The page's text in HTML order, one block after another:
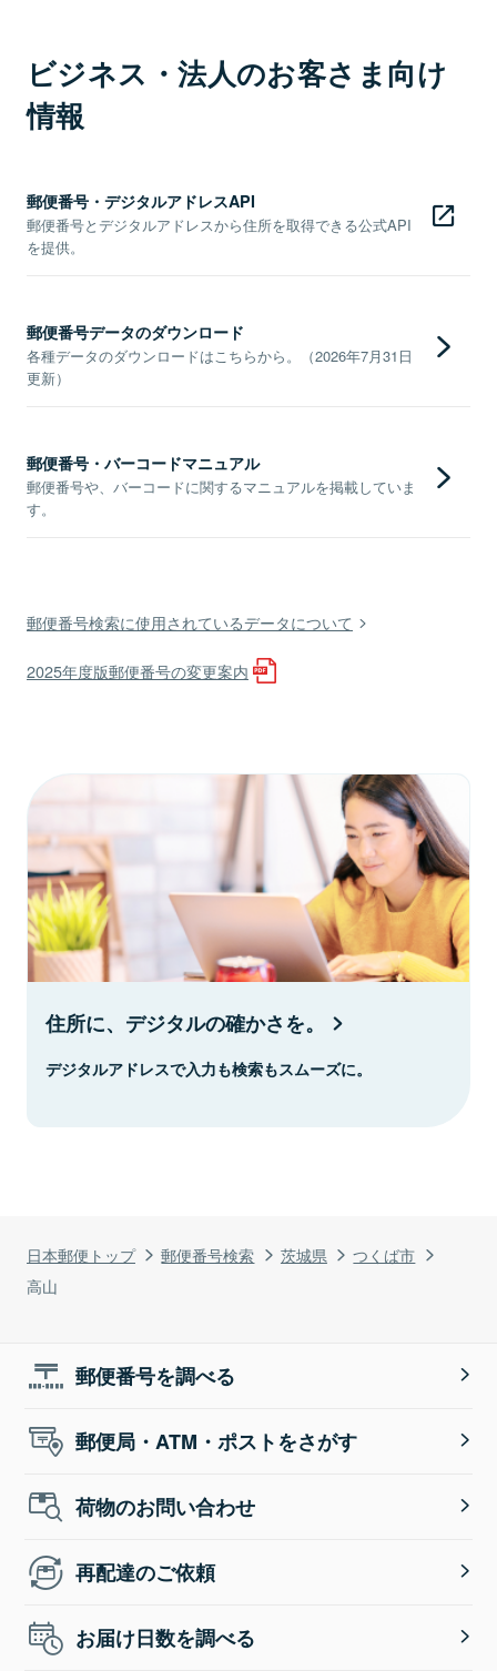
日本郵便トップ 郵便番号検索 茨城県
つくば市
高山
ビジネス・法人のお客さま向け
情報
郵便番号・デジタルアドレスAPI
郵便番号とデジタルアドレスから住所を取得できる公式API
を提供。
郵便番号データのダウンロード
各種データのダウンロードはこちらから。（2026年7月31日
更新）
郵便番号・バーコードマニュアル
郵便番号や、バーコードに関するマニュアルを掲載していま
す。
郵便番号検索に使用されているデータについて
2025年度版郵便番号の変更案内
住所に、デジタルの確かさを。
デジタルアドレスで入力も検索もスムーズに。
郵便番号を調べる
郵便局・ATM・ポストをさがす
荷物のお問い合わせ
再配達のご依頼
お届け日数を調べる